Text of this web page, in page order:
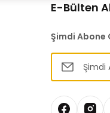
E-Bülten
Şimdi Abone